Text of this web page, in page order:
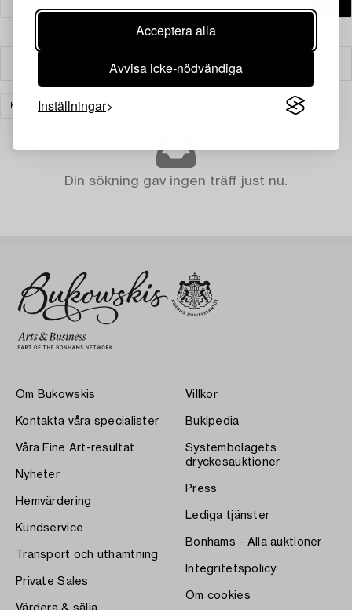
Acceptera alla
Avvisa icke-nödvändiga
Inställningar
Filter
KERAMIK RENSA ALLA
Din sökning gav ingen träff just nu.
Om Bukowskis
Kontakta våra specialister
Våra Fine Art-resultat
Nyheter
Hemvärdering
Kundservice
Transport och uthämtning
Private Sales
Villkor
Bukipedia
Systembolagets
dryckesauktioner
Press
Lediga tjänster
Bonhams - Alla auktioner
Integritetspolicy
Om cookies